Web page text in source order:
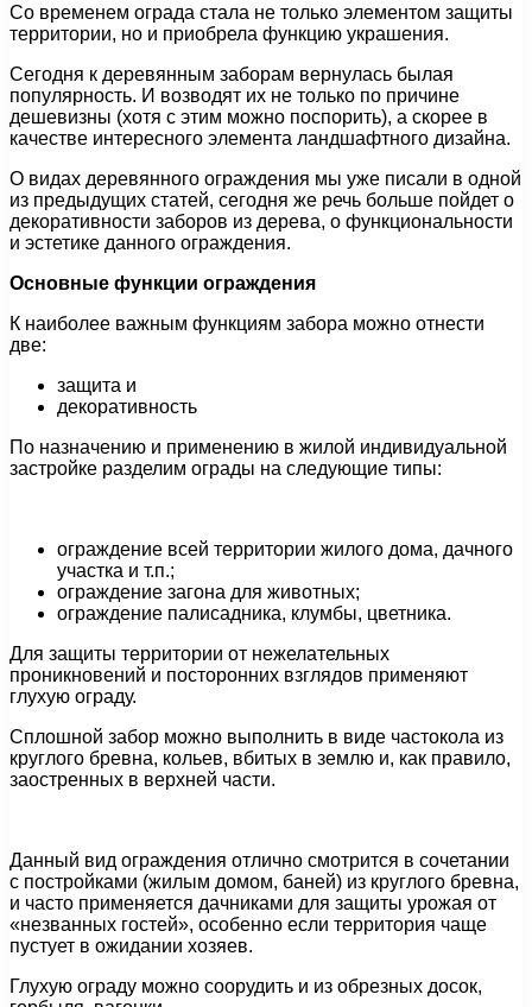
Со временем ограда стала не только элементом защиты
территории, но и приобрела функцию украшения.
Сегодня к деревянным заборам вернулась былая
популярность. И возводят их не только по причине
дешевизны (хотя с этим можно поспорить), а скорее в
качестве интересного элемента ландшафтного дизайна.
О видах деревянного ограждения мы уже писали в одной
из предыдущих статей, сегодня же речь больше пойдет о
декоративности заборов из дерева, о функциональности
и эстетике данного ограждения.
Основные функции ограждения
К наиболее важным функциям забора можно отнести
две:
защита и
декоративность
По назначению и применению в жилой индивидуальной
застройке разделим ограды на следующие типы:
ограждение всей территории жилого дома, дачного
участка и т.п.;
ограждение загона для животных;
ограждение палисадника, клумбы, цветника.
Для защиты территории от нежелательных
проникновений и посторонних взглядов применяют
глухую ограду.
Сплошной забор можно выполнить в виде частокола из
круглого бревна, кольев, вбитых в землю и, как правило,
заостренных в верхней части.
Данный вид ограждения отлично смотрится в сочетании
с постройками (жилым домом, баней) из круглого бревна,
и часто применяется дачниками для защиты урожая от
«незванных гостей», особенно если территория чаще
пустует в ожидании хозяев.
Глухую ограду можно соорудить и из обрезных досок,